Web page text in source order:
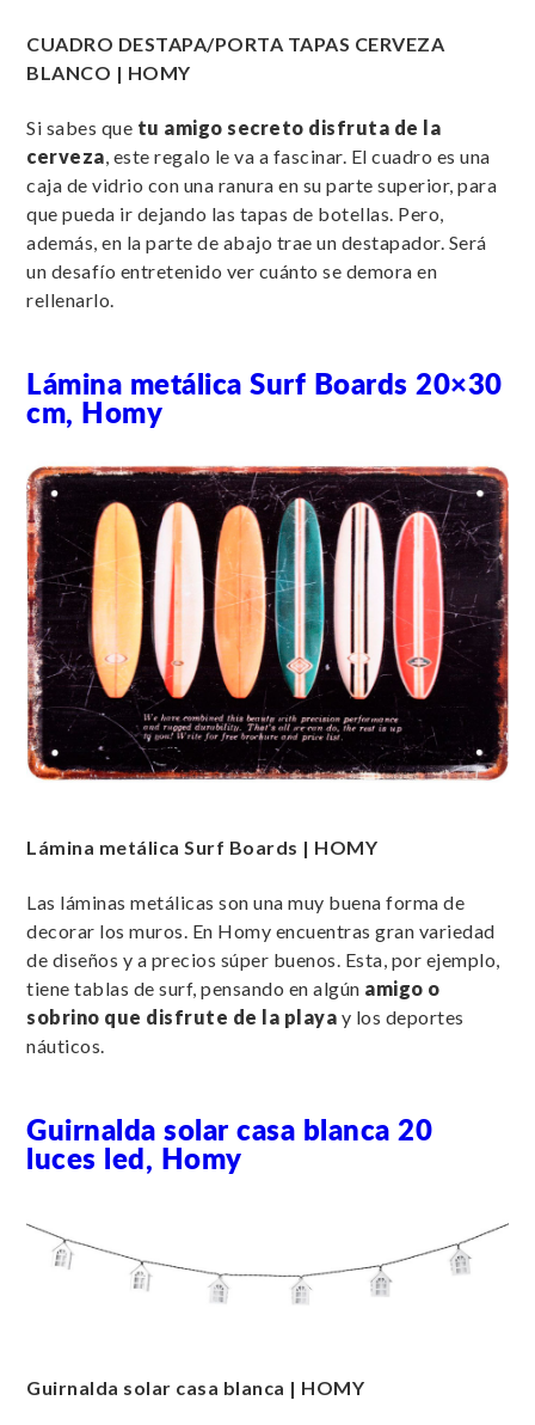
CUADRO DESTAPA/PORTA TAPAS CERVEZA
BLANCO | HOMY
Si sabes que tu amigo secreto disfruta de la
cerveza, este regalo le va a fascinar. El cuadro es una
caja de vidrio con una ranura en su parte superior, para
que pueda ir dejando las tapas de botellas. Pero,
además, en la parte de abajo trae un destapador. Será
un desafío entretenido ver cuánto se demora en
rellenarlo.
Lámina metálica Surf Boards 20×30
cm, Homy
Lámina metálica Surf Boards | HOMY
Las láminas metálicas son una muy buena forma de
decorar los muros. En Homy encuentras gran variedad
de diseños y a precios súper buenos. Esta, por ejemplo,
tiene tablas de surf, pensando en algún amigo o
sobrino que disfrute de la playa y los deportes
náuticos.
Guirnalda solar casa blanca 20
luces led, Homy
Guirnalda solar casa blanca | HOMY